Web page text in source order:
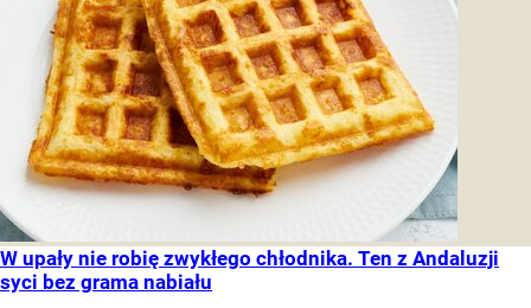
W upały nie robię zwykłego chłodnika. Ten z Andaluzji
syci bez grama nabiału